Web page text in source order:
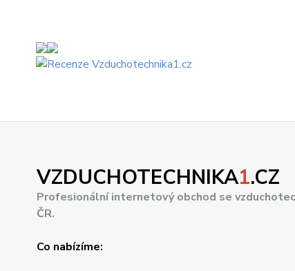
VZDUCHOTECHNIKA1.CZ
Profesionální internetový obchod se
ČR.
Co nabízíme: